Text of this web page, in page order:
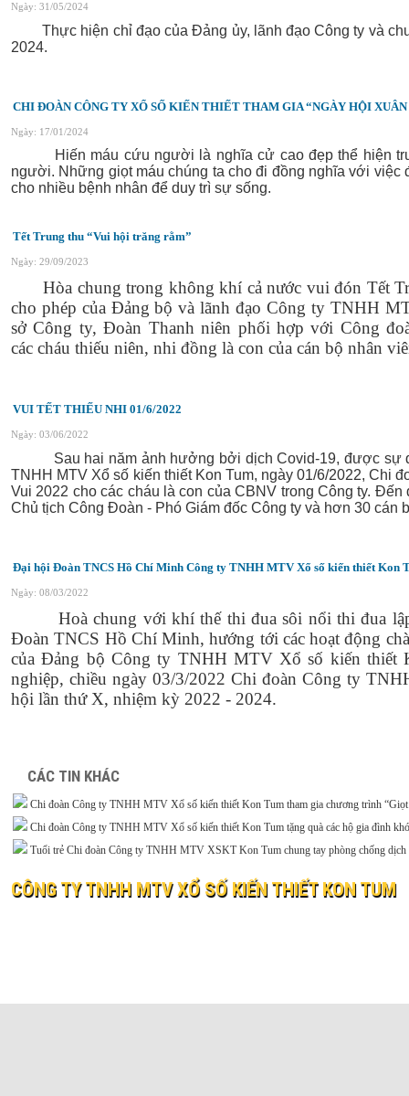
Ngày: 31/05/2024
Thực hiện chỉ đạo của Đảng ủy, lãnh đạo Công ty và
2024.
CHI ĐOÀN CÔNG TY XỔ SỐ KIẾN THIẾT THAM GIA “NGÀY HỘI XUÂN
Ngày: 17/01/2024
Hiến máu cứu người là nghĩa cử cao đẹp thể hiện
người. Những giọt máu chúng ta cho đi đồng nghĩa với
cho nhiều bệnh nhân để duy trì sự sống.
Tết Trung thu “Vui hội trăng rằm”
Ngày: 29/09/2023
Hòa chung trong không khí cả nước vui đón Tết
cho phép của Đảng bộ và lãnh đạo Công ty TNHH
sở Công ty, Đoàn Thanh niên phối hợp với Công
các cháu thiếu niên, nhi đồng là con của cán bộ nhân
VUI TẾT THIẾU NHI 01/6/2022
Ngày: 03/06/2022
Sau hai năm ảnh hưởng bởi dịch Covid-19, được sự
TNHH MTV Xổ số kiến thiết Kon Tum, ngày 01/6/2022, Chi
Vui 2022 cho các cháu là con của CBNV trong Công ty.
Chủ tịch Công Đoàn - Phó Giám đốc Công ty và hơn 30 cán
Đại hội Đoàn TNCS Hồ Chí Minh Công ty TNHH MTV Xổ số kiến thiết Kon
Ngày: 08/03/2022
Hoà chung với khí thế thi đua sôi nổi thi đua
Đoàn TNCS Hồ Chí Minh, hướng tới các hoạt động
của Đảng bộ Công ty TNHH MTV Xổ số kiến thiết
nghiệp, chiều ngày 03/3/2022 Chi đoàn Công ty
hội lần thứ X, nhiệm kỳ 2022 - 2024.
CÁC TIN KHÁC
Chi đoàn Công ty TNHH MTV Xổ số kiến thiết Kon Tum tham gia chương trình
Chi đoàn Công ty TNHH MTV Xổ số kiến thiết Kon Tum tặng quà các hộ gia đình
Tuổi trẻ Chi đoàn Công ty TNHH MTV XSKT Kon Tum chung tay phòng chống
CÔNG TY TNHH MTV XỔ SỐ KIẾN THIẾT KON TUM